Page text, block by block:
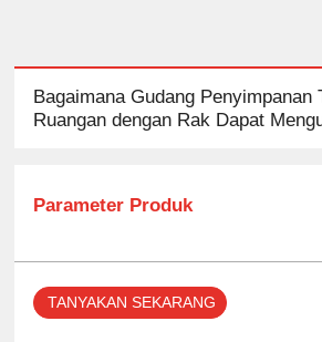
Bagaimana Gudang Penyimpanan
Ruangan dengan Rak Dapat
Parameter Produk
TANYAKAN SEKARANG